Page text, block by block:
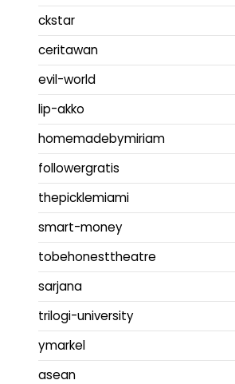
ckstar
ceritawan
evil-world
lip-akko
homemadebymiriam
followergratis
thepicklemiami
smart-money
tobehonesttheatre
sarjana
trilogi-university
ymarkel
asean